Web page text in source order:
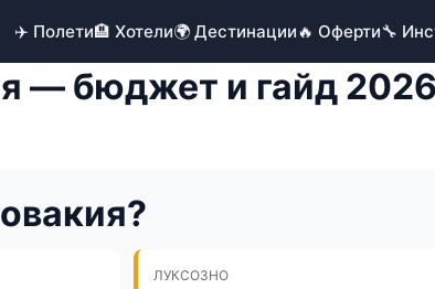
✈️ Полети🏨 Хотели🌍 Дестинации🔥 Оферти🔧
— бюджет и гайд 2026
ЛУКСОЗНО